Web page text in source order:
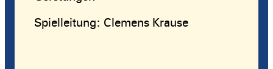
Spielleitung: Clemens Krause